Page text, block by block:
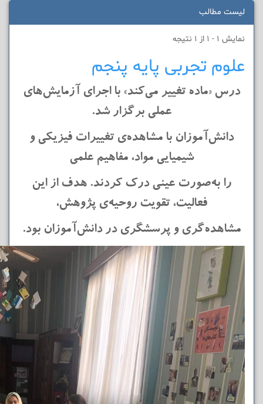
لیست مطالب
نمایش 1 - 1 از 1 نتیجه
علوم تجربی پایه پنجم
درس «ماده تغییر می‌کند» با اجرای آزمایش‌های
عملی برگزار شد.
دانش‌آموزان با مشاهده‌ی تغییرات فیزیکی و
شیمیایی مواد، مفاهیم علمی
را به‌صورت عینی درک کردند. هدف از این
فعالیت، تقویت روحیه‌ی پژوهش،
مشاهده‌گری و پرسشگری در دانش‌آموزان بود.